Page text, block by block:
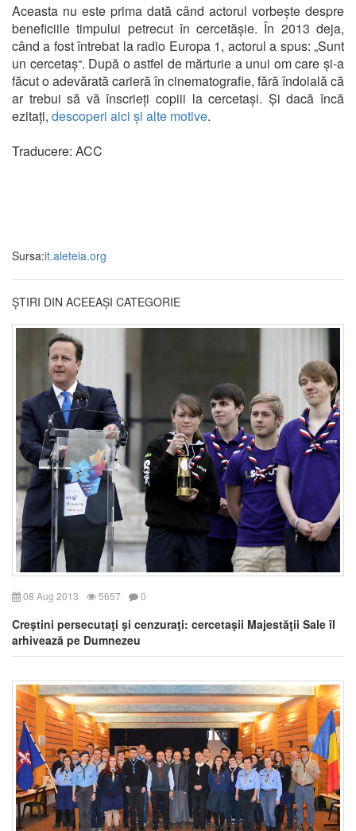
Aceasta nu este prima dată când actorul vorbește despre
beneficiile timpului petrecut în cercetășie. În 2013 deja,
când a fost întrebat la radio Europa 1, actorul a spus: „Sunt
un cercetaș“. După o astfel de mărturie a unui om care și-a
făcut o adevărată carieră în cinematografie, fără îndoială că
ar trebui să vă înscrieți copiii la cercetași. Și dacă încă
ezitați, descoperi aici și alte motive.
Traducere: ACC
Sursa:it.aleteia.org
ȘTIRI DIN ACEEAȘI CATEGORIE
08 Aug 2013 5657 0
Creştini persecutaţi şi cenzuraţi: cercetaşii Majestăţii Sale îl
arhivează pe Dumnezeu